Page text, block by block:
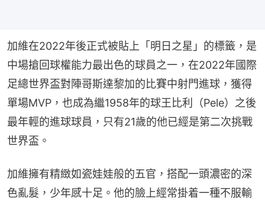
加維在2022年後正式被貼上「明日之星」的標籤，是
中場搶回球權能力最出色的球員之一，在2022年國際
足總世界盃對陣哥斯達黎加的比賽中射門進球，獲得
單場MVP，也成為繼1958年的球王比利（Pele）之後
最年輕的進球球員，只有21歲的他已經是第二次挑戰
世界盃。
加維擁有精緻如瓷娃娃般的五官，搭配一頭濃密的深
色亂髮，少年感十足。他的臉上經常掛着一種不服輸